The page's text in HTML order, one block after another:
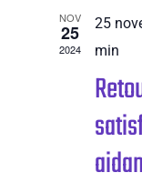
NOV
25
2024
25
min